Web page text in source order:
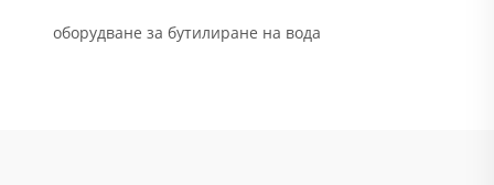
оборудване за бутилиране на вода